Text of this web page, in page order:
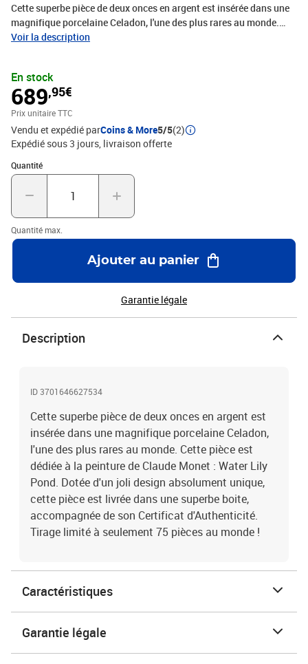
Cette superbe pièce de deux onces en argent est insérée dans une
magnifique porcelaine Celadon, l'une des plus rares au monde.
Cette pièce est dédiée à la peinture de Claude Monet : Water Lily
Voir la description
En stock
689,95€
Prix unitaire TTC
Vendu et expédié parCoins & More5/5(2)
Expédié sous 3 jours livraison offerte
Quantité
Quantité : 1
Quantité max.
Ajouter au panier
Garantie légale
Description
ID 3701646627534
Cette superbe pièce de deux onces en argent est
insérée dans une magnifique porcelaine Celadon,
l'une des plus rares au monde. Cette pièce est
dédiée à la peinture de Claude Monet : Water Lily
Pond. Dotée d'un joli design absolument unique,
cette pièce est livrée dans une superbe boite,
accompagnée de son Certificat d'Authenticité.
Tirage limité à seulement 75 pièces au monde !
Caractéristiques
Garantie légale